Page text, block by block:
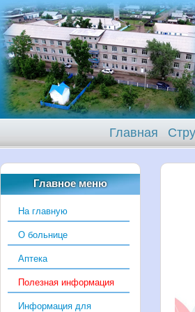
Главная
Главное меню
На главную
О больнице
Аптека
Полезная информация
Информация для